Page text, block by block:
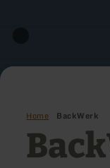
Home BackWerk